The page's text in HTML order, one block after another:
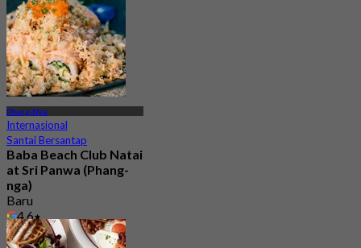
Phang-Nga
Internasional
Santai Bersantap
Baba Beach Club Natai
at Sri Panwa (Phang-
nga)
Baru
4.6
Dari฿ 1,059